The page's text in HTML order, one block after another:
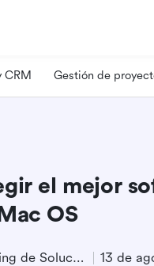
CRM Gestión de
el mejor
OS
Especialista en Marketing de Soluciones 13 de